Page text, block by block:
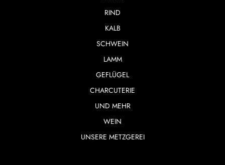
RIND
KALB
SCHWEIN
LAMM
GEFLÜGEL
CHARCUTERIE
UND MEHR
WEIN
UNSERE METZGEREI